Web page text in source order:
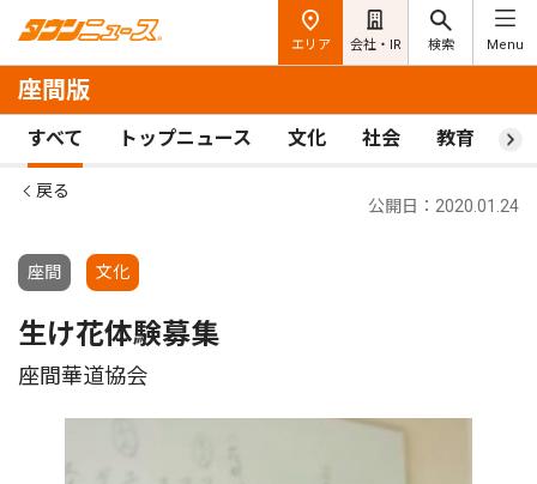
エリア 会社・IR 検索 Menu
座間版
すべて トップニュース 文化 社会 教育 ス
戻る
座間 文化
公開日：2020.01.24
生け花体験募集
座間華道協会